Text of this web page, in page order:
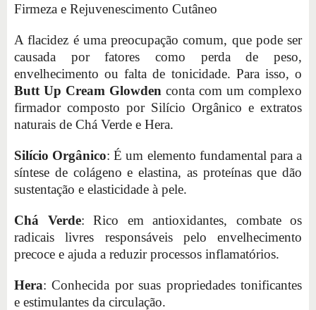
Firmeza e Rejuvenescimento Cutâneo
A flacidez é uma preocupação comum, que pode ser
causada por fatores como perda de peso,
envelhecimento ou falta de tonicidade. Para isso, o
Butt Up Cream Glowden conta com um complexo
firmador composto por Silício Orgânico e extratos
naturais de Chá Verde e Hera.
Silício Orgânico: É um elemento fundamental para a
síntese de colágeno e elastina, as proteínas que dão
sustentação e elasticidade à pele.
Chá Verde: Rico em antioxidantes, combate os
radicais livres responsáveis pelo envelhecimento
precoce e ajuda a reduzir processos inflamatórios.
Hera: Conhecida por suas propriedades tonificantes
e estimulantes da circulação.